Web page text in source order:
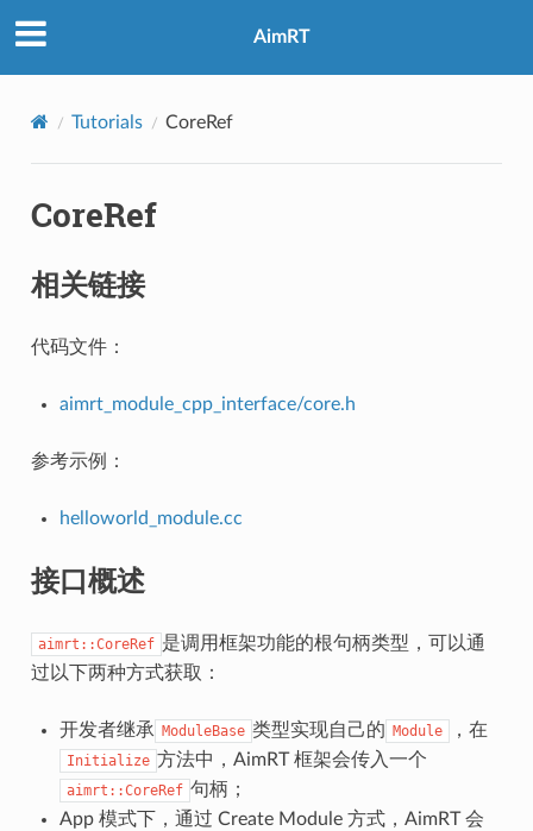
AimRT
Tutorials CoreRef
CoreRef
相关链接
代码文件：
aimrt_module_cpp_interface/core.h
参考示例：
helloworld_module.cc
接口概述
aimrt::CoreRef 是调用框架功能的根句柄类型，可以通
过以下两种方式获取：
开发者继承 ModuleBase 类型实现自己的 Module ，在
Initialize 方法中，AimRT 框架会传入一个
aimrt::CoreRef 句柄；
App 模式下，通过 Create Module 方式，AimRT 会